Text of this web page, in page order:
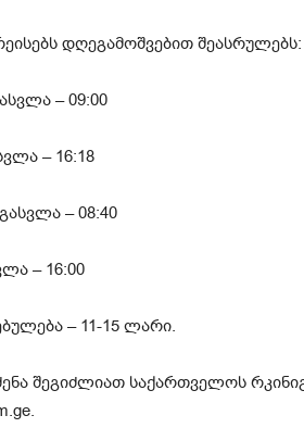
დღეგამოშვებით შეასრულებს:
– 09:00
– 16:18
– 08:40
– 16:00
– 11-15 ლარი.
შეგიძლიათ საქართველოს